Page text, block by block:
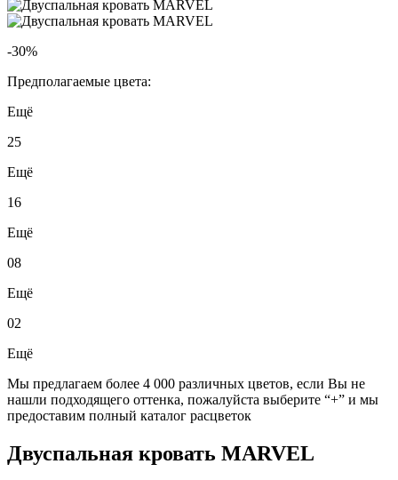
-30%
Предполагаемые цвета:
Ещё
25
Ещё
16
Ещё
08
Ещё
02
Ещё
Мы предлагаем более 4 000 различных цветов, если Вы не
нашли подходящего оттенка, пожалуйста выберите “+” и мы
предоставим полный каталог расцветок
Двуспальная кровать MARVEL